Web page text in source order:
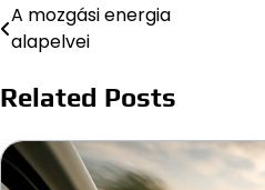
Bejegyzés
navigáció
A mozgási energia
alapelvei
Related Posts